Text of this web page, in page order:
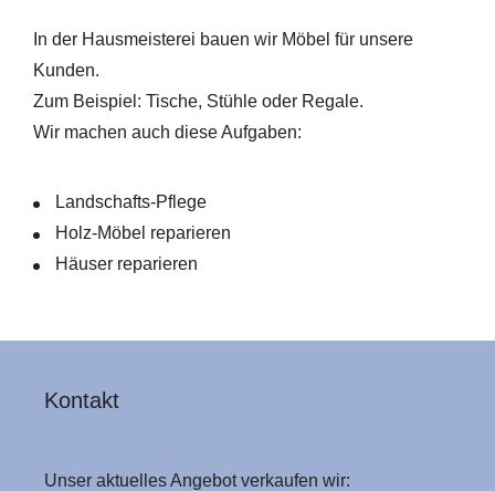
In der Hausmeisterei bauen wir Möbel für unsere
Kunden.
Zum Beispiel: Tische, Stühle oder Regale.
Wir machen auch diese Aufgaben:
Landschafts-Pflege
Holz-Möbel reparieren
Häuser reparieren
Kontakt
Unser aktuelles Angebot verkaufen wir: